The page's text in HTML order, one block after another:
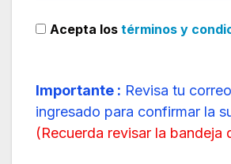
Acepta los términos y
Importante : Revisa tu
ingresado para confirmar la
(Recuerda revisar la bandeja